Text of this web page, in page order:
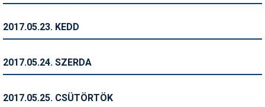
Telemark
Történelem
2017.05.23. KEDD
2017.05.24. SZERDA
2017.05.25. CSÜTÖRTÖK